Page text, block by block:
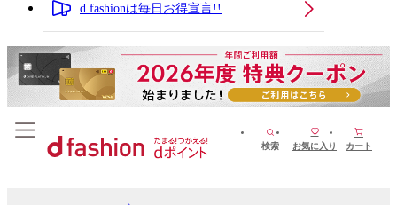
d fashionは毎日お得宣言!!
検索 お気に入り カート